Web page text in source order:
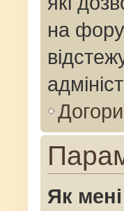
на
Догори
Як